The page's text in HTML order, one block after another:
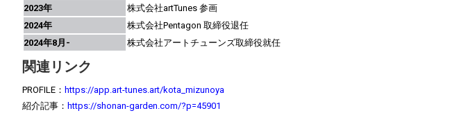
2023年
株式会社artTunes 参画
2024年
株式会社Pentagon 取締役退任
2024年8月-
株式会社アートチューンズ取締役就任
関連リンク
PROFILE： https://app.art-tunes.art/kota_mizunoya
紹介記事： https://shonan-garden.com/?p=45901